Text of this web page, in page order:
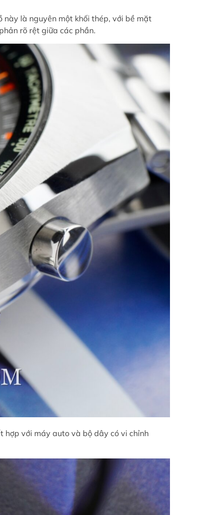
này là nguyên một khối thép, với bề mặt
rõ rệt giữa các phần.
hợp với máy auto và bộ dây có vi chỉnh